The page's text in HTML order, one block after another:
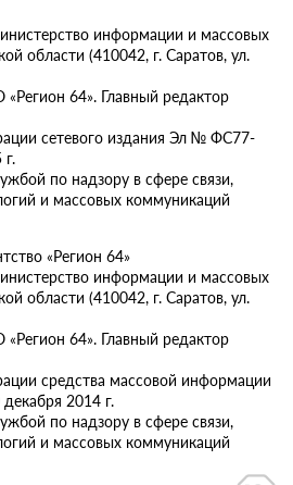
информации и массовых
области (410042, г. Саратов, ул.
64». Главный редактор
сетевого издания Эл № ФС77-
по надзору в сфере связи,
и массовых коммуникаций
«Регион 64»
информации и массовых
области (410042, г. Саратов, ул.
64». Главный редактор
средства массовой информации
2014 г.
по надзору в сфере связи,
и массовых коммуникаций